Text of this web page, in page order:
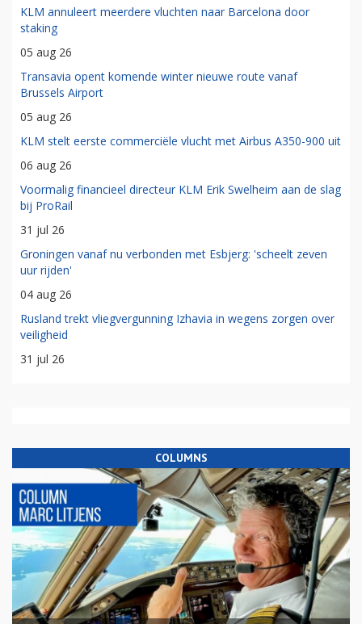
KLM annuleert meerdere vluchten naar Barcelona door
staking
05 aug 26
Transavia opent komende winter nieuwe route vanaf
Brussels Airport
05 aug 26
KLM stelt eerste commerciële vlucht met Airbus A350-900 uit
06 aug 26
Voormalig financieel directeur KLM Erik Swelheim aan de slag
bij ProRail
31 jul 26
Groningen vanaf nu verbonden met Esbjerg: 'scheelt zeven
uur rijden'
04 aug 26
Rusland trekt vliegvergunning Izhavia in wegens zorgen over
veiligheid
31 jul 26
COLUMNS